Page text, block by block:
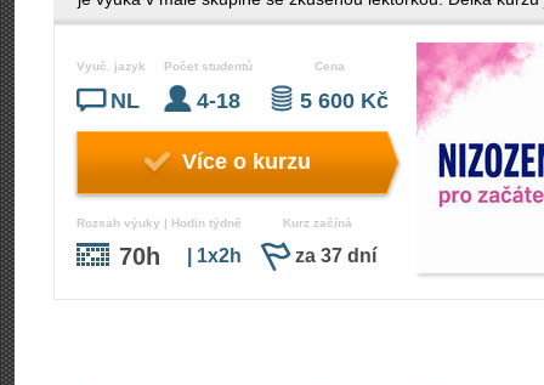
Vyuč. jazyk
NL
Počet studentů
4-18
Cena
5 600 Kč
Více o kurzu
Rozsah výuky | Hodin týdně
70h | 1x2h
Kurz začíná
za 37 dní